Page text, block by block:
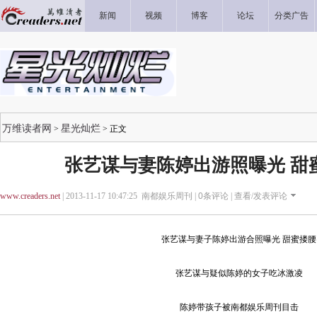
新闻 视频 博客 论坛 分类广告
万维读者网 > 星光灿烂 > 正文
张艺谋与妻陈婷出游照曝光 甜
www.creaders.net| 2013-11-17 10:47:25 南都娱乐周刊 | 0条评论 | 查看/发表评论
张艺谋与妻子陈婷出游合照曝光 甜蜜搂腰
张艺谋与疑似陈婷的女子吃冰激凌
陈婷带孩子被南都娱乐周刊目击